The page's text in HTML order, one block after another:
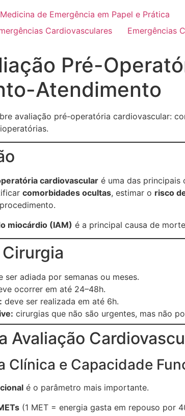
Cardiovasculares Emergências
Pré-
Atendimento
avaliação pré-operatória cardiovascular:
cardiovascular é uma das principais
comorbidades ocultas, estimar o risco
miocárdio (IAM) é a principal causa de
ser adiada por semanas ou meses.
ocorrer em até 24–48h.
deve ser realizada em até 6h.
cirurgias que não são urgentes, mas não
Avaliação
Clínica e Capacidade
é o parâmetro mais importante.
(1 MET = energia gasta em repouso por